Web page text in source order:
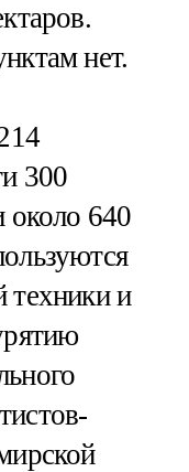
нет.
300
около 640
техники и